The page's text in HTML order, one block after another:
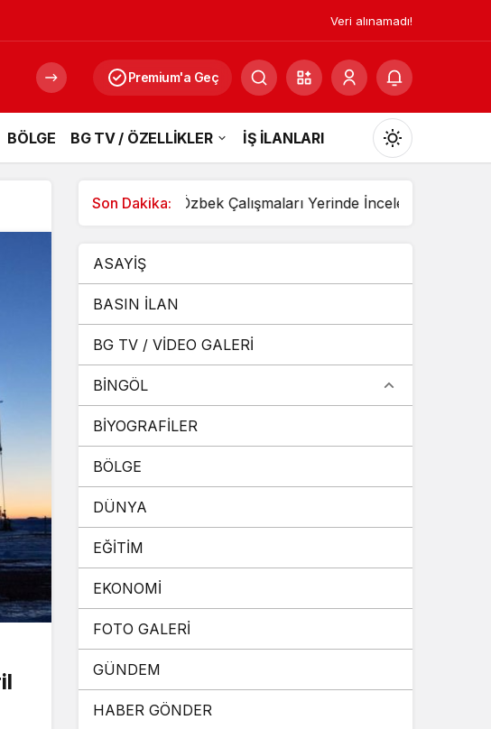
Veri alınamadı!
Premium'a Geç
BÖLGE BG TV / ÖZELLİKLER İŞ İLANLARI
Mod
değiştir
Gündüz Modu
Gece Modu
Gece modunu seçin.
Sistem Modu
Sistem modunu seçin.
Son Dakika:
Zam yapıldı Özbek Çalışmaları Yerinde İnceledi
ASAYİŞ
BASIN İLAN
BG TV / VİDEO GALERİ
BİNGÖL
BİYOGRAFİLER
BÖLGE
DÜNYA
EĞİTİM
EKONOMİ
FOTO GALERİ
GÜNDEM
HABER GÖNDER